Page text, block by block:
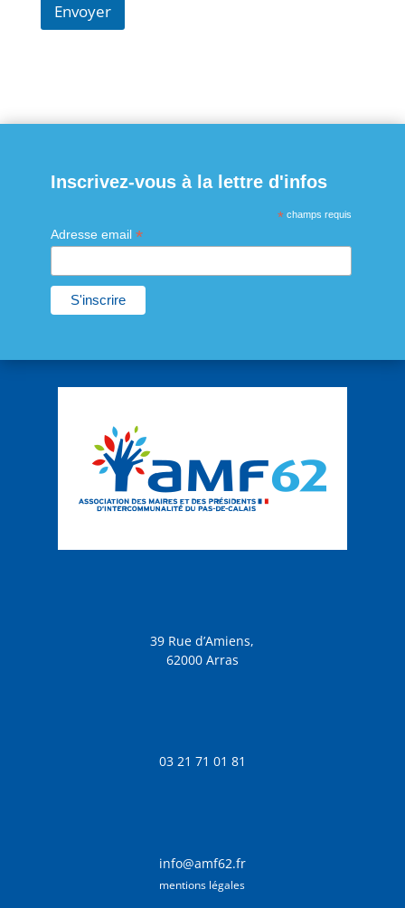
Envoyer
Inscrivez-vous à la lettre d'infos
* champs requis
Adresse email *
39 Rue d’Amiens,
62000 Arras
03 21 71 01 81
info@amf62.fr
mentions légales